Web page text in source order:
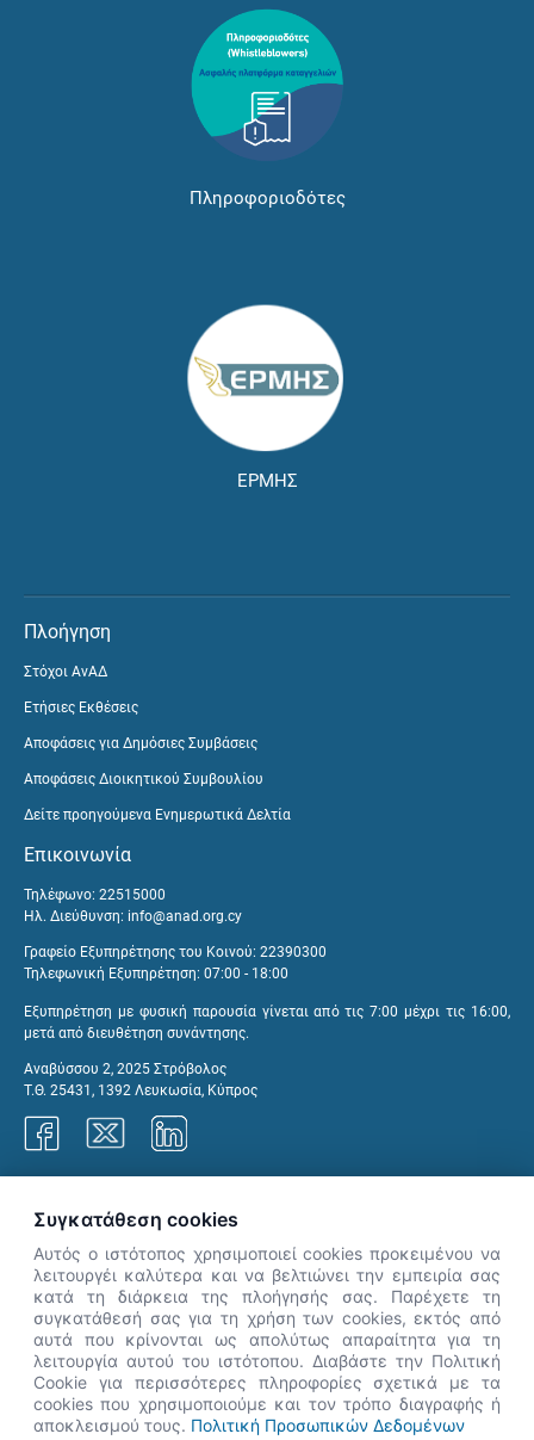
Πληροφοριοδότες
ΕΡΜΗΣ
Πλοήγηση
Στόχοι ΑνΑΔ
Ετήσιες Εκθέσεις
Αποφάσεις για Δημόσιες Συμβάσεις
Αποφάσεις Διοικητικού Συμβουλίου
Δείτε προηγούμενα Ενημερωτικά Δελτία
Επικοινωνία
Τηλέφωνο: 22515000
Ηλ. Διεύθυνση: info@anad.org.cy
Γραφείο Εξυπηρέτησης του Κοινού: 22390300
Τηλεφωνική Εξυπηρέτηση: 07:00 - 18:00
Εξυπηρέτηση με φυσική παρουσία γίνεται από τις 7:00 μέχρι τις 16:00,
μετά από διευθέτηση συνάντησης.
Αναβύσσου 2, 2025 Στρόβολος
Τ.Θ. 25431, 1392 Λευκωσία, Κύπρος
👋 Καλώς ήρθες! Είμαι η Νόησις.
Πες μου πώς μπορώ να σε βοηθήσω
σήμερα.
Συγκατάθεση cookies
Αυτός ο ιστότοπος χρησιμοποιεί cookies προκειμένου να
λειτουργέι καλύτερα και να βελτιώνει την εμπειρία σας
κατά τη διάρκεια της πλοήγησής σας. Παρέχετε τη
συγκατάθεσή σας για τη χρήση των cookies, εκτός από
αυτά που κρίνονται ως απολύτως απαραίτητα για τη
λειτουργία αυτού του ιστότοπου. Διαβάστε την Πολιτική
Cookie για περισσότερες πληροφορίες σχετικά με τα
cookies που χρησιμοποιούμε και τον τρόπο διαγραφής ή
αποκλεισμού τους. Πολιτική Προσωπικών Δεδομένων